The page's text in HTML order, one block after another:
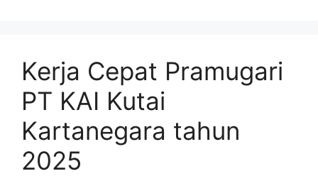
Kerja Cepat Pramugari
PT KAI Kutai
Kartanegara tahun
2025